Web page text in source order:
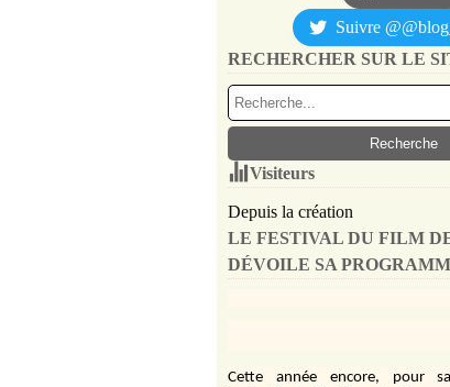
Suivre
RECHERCHER SUR LE
Visiteurs
Depuis la création
LE FESTIVAL DU FILM
DÉVOILE SA
Cette année encore, pour sa